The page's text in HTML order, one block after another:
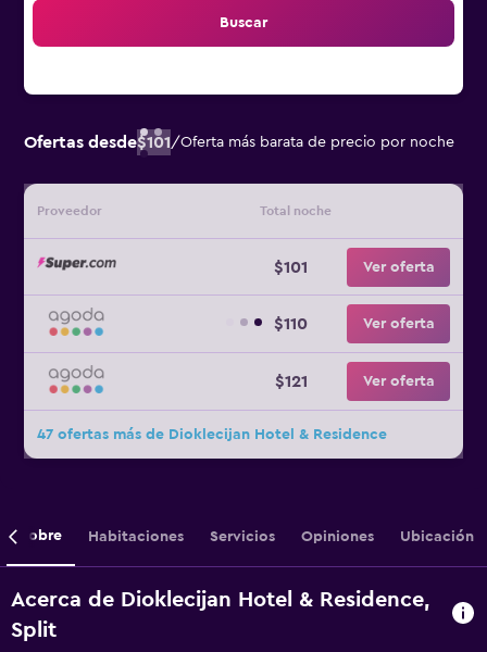
Buscar
Ofertas desde$101/Oferta más barata de precio por noche
Proveedor Total noche
$101 Ver oferta
$110 Ver oferta
$121 Ver oferta
47 ofertas más de Dioklecijan Hotel & Residence
Sobre Habitaciones Servicios Opiniones Ubicación
Acerca de Dioklecijan Hotel & Residence,
Split